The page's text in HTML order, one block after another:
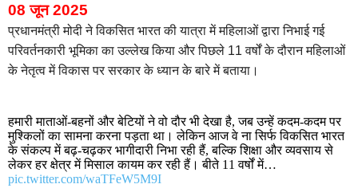
08 जून 2025
प्रधानमंत्री मोदी ने विकसित भारत की यात्रा में महिलाओं द्वारा निभाई गई
परिवर्तनकारी भूमिका का उल्लेख किया और पिछले 11 वर्षों के दौरान महिलाओं
के नेतृत्व में विकास पर सरकार के ध्यान के बारे में बताया।
हमारी माताओं-बहनों और बेटियों ने वो दौर भी देखा है, जब उन्हें कदम-कदम पर
मुश्किलों का सामना करना पड़ता था। लेकिन आज वे ना सिर्फ विकसित भारत
के संकल्प में बढ़-चढ़कर भागीदारी निभा रही हैं, बल्कि शिक्षा और व्यवसाय से
लेकर हर क्षेत्र में मिसाल कायम कर रही हैं। बीते 11 वर्षों में…
pic.twitter.com/waTFeW5M9I